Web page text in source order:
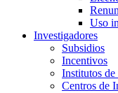
Uso
Investigadores
Subsidios
Incentivos
Institutos
Centros de